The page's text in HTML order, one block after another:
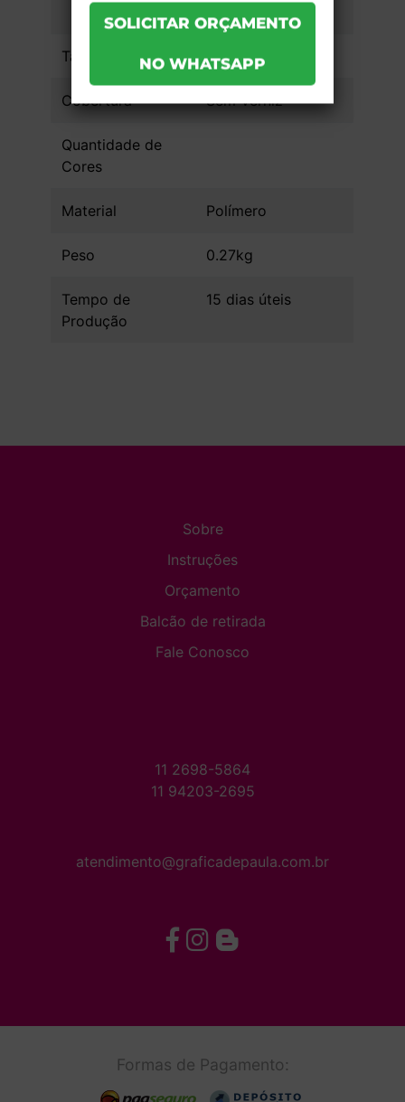
Tamanho da Arte
Cobertura Sem Verniz
Quantidade de
Cores
Material Polímero
Peso 0.27kg
Tempo de
Produção
15 dias úteis
Sobre
Instruções
Orçamento
Balcão de retirada
Fale Conosco
11 2698-5864
11 94203-2695
atendimento@graficadepaula.com.br
Formas de Pagamento: